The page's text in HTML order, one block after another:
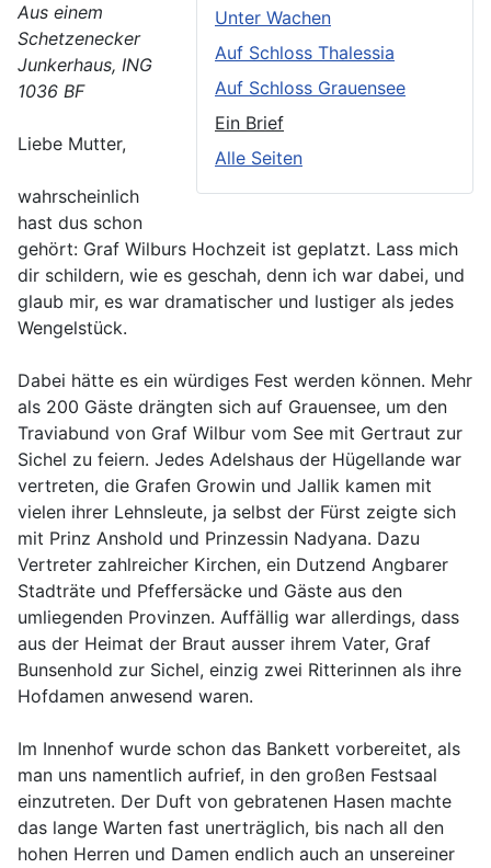
Unter Wachen
Auf Schloss Thalessia
Auf Schloss Grauensee
Ein Brief
Alle Seiten
Aus einem
Schetzenecker
Junkerhaus, ING
1036 BF
Liebe Mutter,
wahrscheinlich
hast dus schon
gehört: Graf Wilburs Hochzeit ist geplatzt. Lass mich
dir schildern, wie es geschah, denn ich war dabei, und
glaub mir, es war dramatischer und lustiger als jedes
Wengelstück.
Dabei hätte es ein würdiges Fest werden können. Mehr
als 200 Gäste drängten sich auf Grauensee, um den
Traviabund von Graf Wilbur vom See mit Gertraut zur
Sichel zu feiern. Jedes Adelshaus der Hügellande war
vertreten, die Grafen Growin und Jallik kamen mit
vielen ihrer Lehnsleute, ja selbst der Fürst zeigte sich
mit Prinz Anshold und Prinzessin Nadyana. Dazu
Vertreter zahlreicher Kirchen, ein Dutzend Angbarer
Stadträte und Pfeffersäcke und Gäste aus den
umliegenden Provinzen. Auffällig war allerdings, dass
aus der Heimat der Braut ausser ihrem Vater, Graf
Bunsenhold zur Sichel, einzig zwei Ritterinnen als ihre
Hofdamen anwesend waren.
Im Innenhof wurde schon das Bankett vorbereitet, als
man uns namentlich aufrief, in den großen Festsaal
einzutreten. Der Duft von gebratenen Hasen machte
das lange Warten fast unerträglich, bis nach all den
hohen Herren und Damen endlich auch an unsereiner